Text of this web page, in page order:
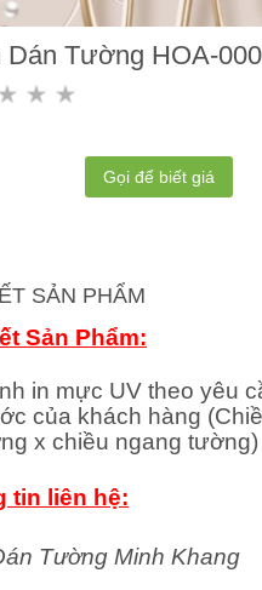
Dán Tường HOA-
Gọi để biết giá
SẢN PHẨM
Sản Phẩm:
in mực UV theo yêu
của khách hàng
x chiều ngang tường)
tin liên hệ:
Tường Minh Khang